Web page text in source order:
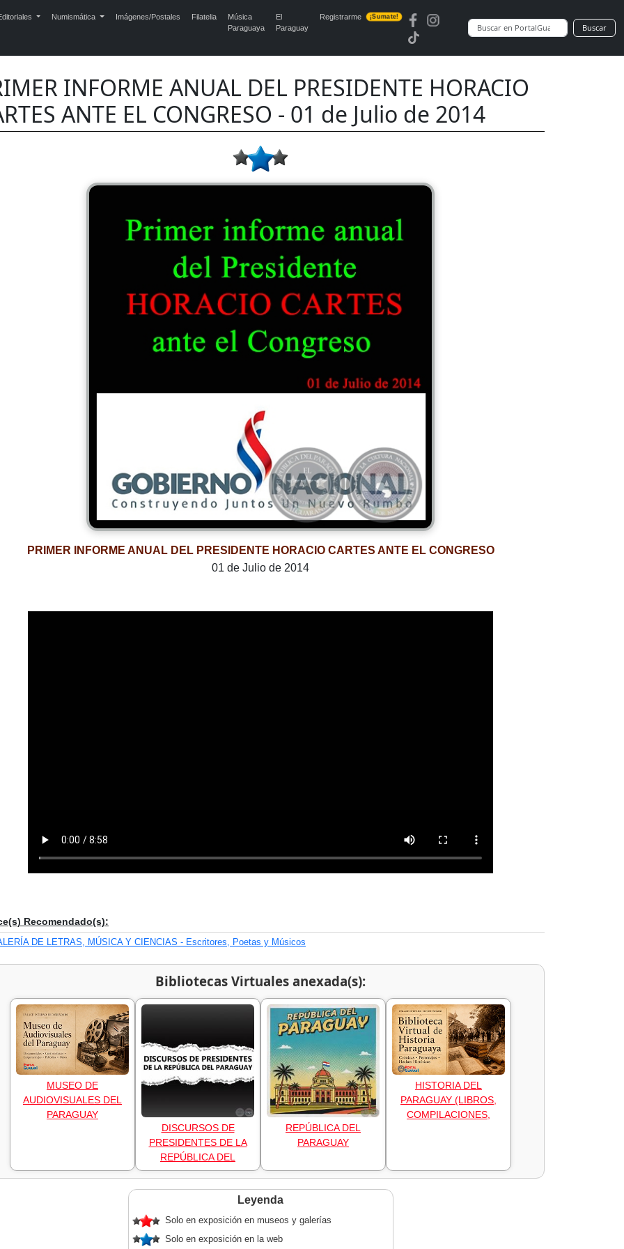
Numismática Imágenes/Postales Filatelia
Música
Paraguaya
El
Paraguay
Registrarme ¡Sumate!
Buscar
INFORME ANUAL DEL PRESIDENTE HORACIO
ANTE EL CONGRESO - 01 de Julio de 2014
PRIMER INFORME ANUAL DEL PRESIDENTE HORACIO CARTES ANTE EL CONGRESO
01 de Julio de 2014
Recomendado(s):
DE LETRAS, MÚSICA Y CIENCIAS - Escritores, Poetas y Músicos
Bibliotecas Virtuales anexada(s):
MUSEO DE
AUDIOVISUALES DEL
PARAGUAY
DISCURSOS DE
PRESIDENTES DE LA
REPÚBLICA DEL
REPÚBLICA DEL
PARAGUAY
HISTORIA DEL
PARAGUAY (LIBROS,
COMPILACIONES,
Leyenda
Solo en exposición en museos y galerías
Solo en exposición en la web